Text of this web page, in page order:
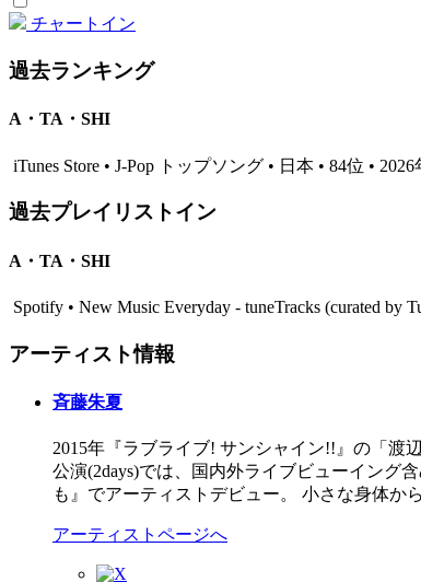
チャートイン
過去ランキング
A・TA・SHI
iTunes Store • J-Pop トップソング • 日本 • 84位 • 2026
過去プレイリストイン
A・TA・SHI
Spotify • New Music Everyday - tuneTracks (curated by
アーティスト情報
斉藤朱夏
2015年『ラブライブ! サンシャイン!!』の「渡
公演(2days)では、国内外ライブビューイング
も』でアーティストデビュー。 小さな身体か
アーティストページへ